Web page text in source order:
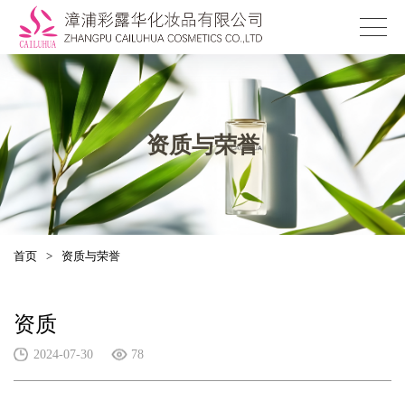
资质与荣誉
首页 > 资质与荣誉
资质
2024-07-30 78